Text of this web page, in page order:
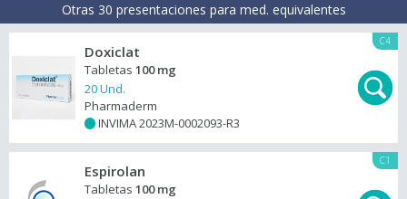
Otras 30 presentaciones para med. equivalentes
C4
Doxiclat
Tabletas 100 mg
20 Und.
Pharmaderm
INVIMA 2023M-0002093-R3
C1
Espirolan
Tabletas 100 mg